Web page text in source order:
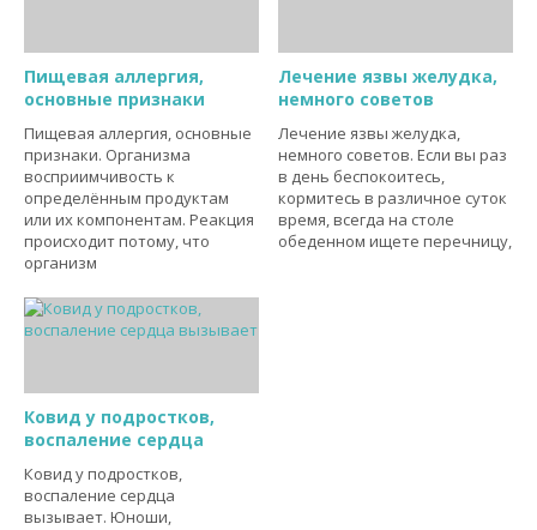
Пищевая аллергия,
основные признаки
Пищевая аллергия, основные
признаки. Организма
восприимчивость к
определённым продуктам
или их компонентам. Реакция
происходит потому, что
организм
Лечение язвы желудка,
немного советов
Лечение язвы желудка,
немного советов. Если вы раз
в день беспокоитесь,
кормитесь в различное суток
время, всегда на столе
обеденном ищете перечницу,
Ковид у подростков,
воспаление сердца
Ковид у подростков,
воспаление сердца
вызывает. Юноши,